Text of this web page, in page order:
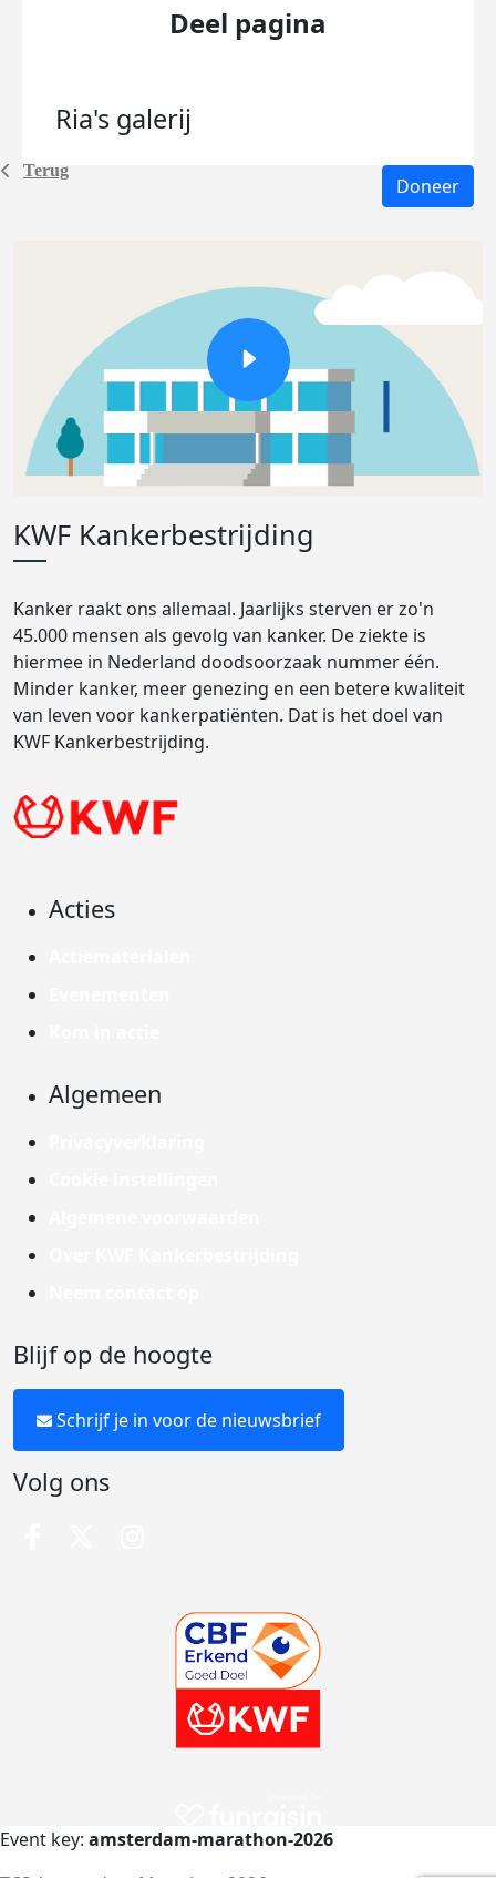
Terug
Deel pagina
Ria's galerij
Doneer
KWF Kankerbestrijding
Kanker raakt ons allemaal. Jaarlijks sterven er zo'n
45.000 mensen als gevolg van kanker. De ziekte is
hiermee in Nederland doodsoorzaak nummer één.
Minder kanker, meer genezing en een betere kwaliteit
van leven voor kankerpatiënten. Dat is het doel van
KWF Kankerbestrijding.
Acties
Algemeen
Blijf op de hoogte
Schrijf je in voor de nieuwsbrief
Volg ons
Event key: amsterdam-marathon-2026